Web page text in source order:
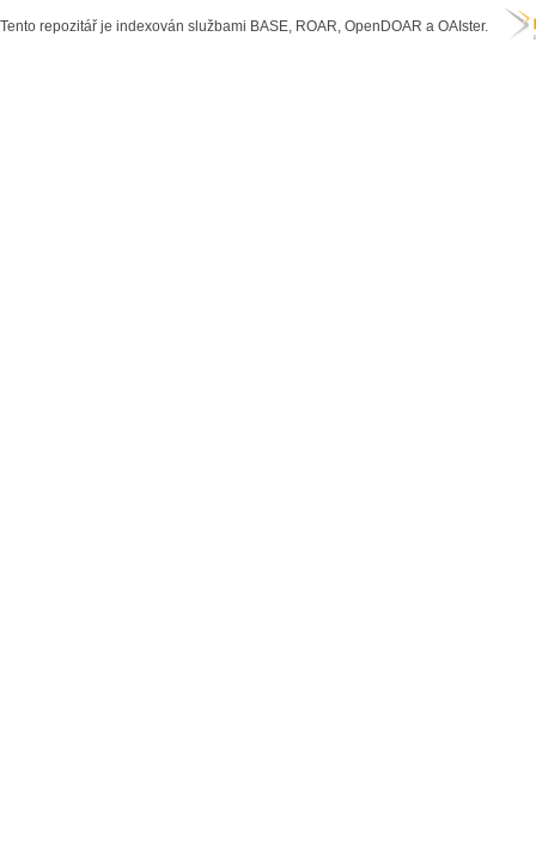
Tento repozitář je indexován službami BASE, ROAR, OpenDOAR a OAIster.